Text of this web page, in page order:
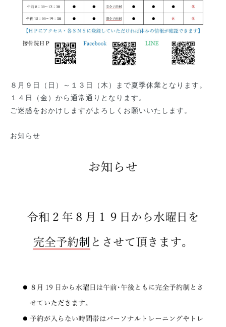
８月９日（日）～１３日（木）まで夏季休業となります。
１４日（金）から通常通りとなります。
ご迷惑をおかけしますがよろしくお願いいたします。
お知らせ